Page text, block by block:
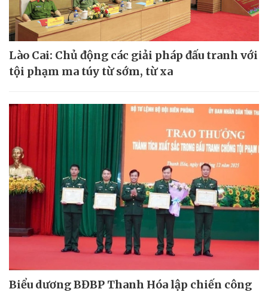
Lào Cai: Chủ động các giải pháp đấu tranh với
tội phạm ma túy từ sớm, từ xa
Biểu dương BĐBP Thanh Hóa lập chiến công